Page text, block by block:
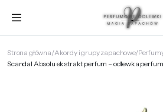
Strona główna Akordy i grupy zapachowe
Scandal Absolu ekstrakt perfum – odlewka perfum